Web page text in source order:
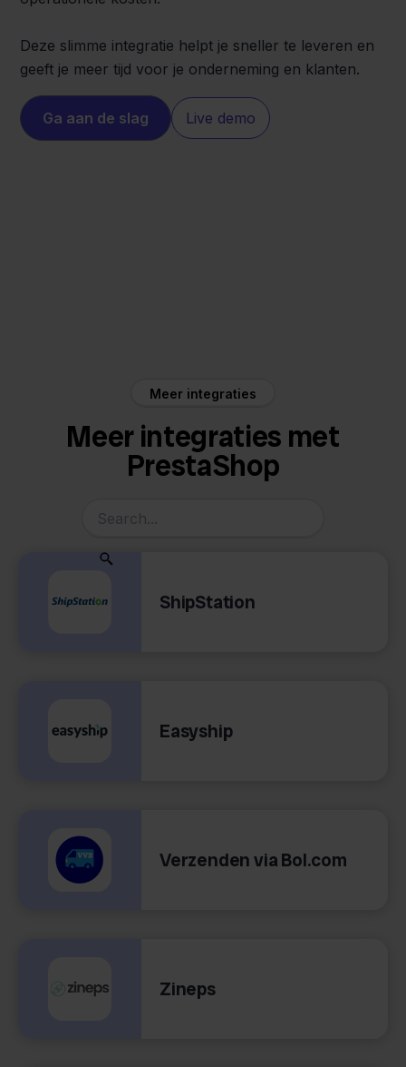
Deze slimme integratie helpt je sneller te leveren en
geeft je meer tijd voor je onderneming en klanten.
Ga aan de slag Live demo
Meer integraties
Meer integraties met
PrestaShop
ShipStation
Easyship
Verzenden via Bol.com
Zineps